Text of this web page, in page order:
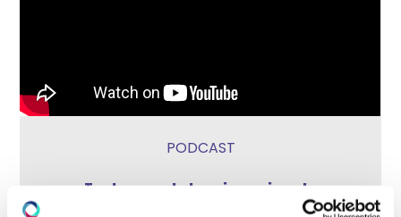
PODCAST
Test prenatal no invasivo: la